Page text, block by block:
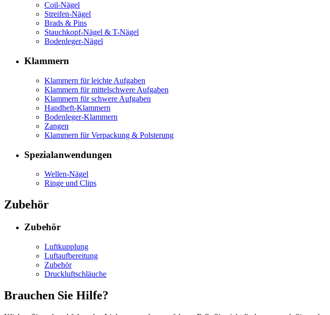
Coil-Nägel
Streifen-Nägel
Brads & Pins
Stauchkopf-Nägel & T-Nägel
Bodenleger-Nägel
Klammern
Klammern für leichte Aufgaben
Klammern für mittelschwere Aufgaben
Klammern für schwere Aufgaben
Handheft-Klammern
Bodenleger-Klammern
Zangen
Klammern für Verpackung & Polsterung
Spezialanwendungen
Wellen-Nägel
Ringe und Clips
Zubehör
Zubehör
Luftkupplung
Luftaufbereitung
Zubehör
Druckluftschläuche
Brauchen Sie Hilfe?